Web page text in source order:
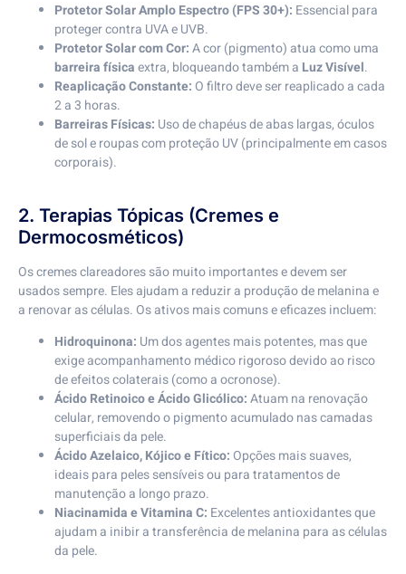
Protetor Solar Amplo Espectro (FPS 30+): Essencial para
proteger contra UVA e UVB.
Protetor Solar com Cor:A cor (pigmento) atua como uma
barreira físicaextra, bloqueando também a Luz Visível.
Reaplicação Constante: O filtro deve ser reaplicado a cada
2 a 3 horas.
Barreiras Físicas: Uso de chapéus de abas largas, óculos
de sol e roupas com proteção UV (principalmente em casos
corporais).
2. Terapias Tópicas (Cremes e
Dermocosméticos)
Os cremes clareadores são muito importantes e devem ser
usados sempre. Eles ajudam a reduzir a produção de melanina e
a renovar as células. Os ativos mais comuns e eficazes incluem:
Hidroquinona: Um dos agentes mais potentes, mas que
exige acompanhamento médico rigoroso devido ao risco
de efeitos colaterais (como a ocronose).
Ácido Retinoico e Ácido Glicólico:Atuam na renovação
celular, removendo o pigmento acumulado nas camadas
superficiais da pele.
Ácido Azelaico, Kójico e Fítico: Opções mais suaves,
ideais para peles sensíveis ou para tratamentos de
manutenção a longo prazo.
Niacinamida e Vitamina C: Excelentes antioxidantes que
ajudam a inibir a transferência de melanina para as células
da pele.